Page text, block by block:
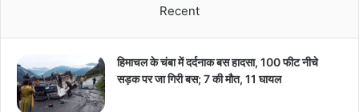
Recent
हिमाचल के चंबा में दर्दनाक बस हादसा, 100 फीट नीचे
सड़क पर जा गिरी बस; 7 की मौत, 11 घायल